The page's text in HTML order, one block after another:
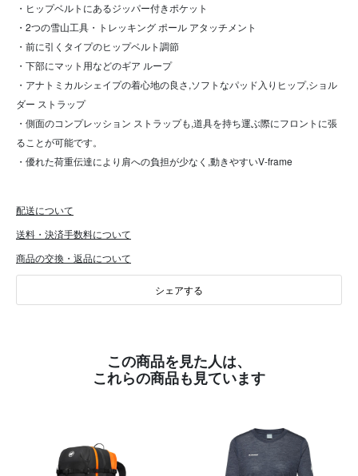
・ヒップベルトにあるジッパー付きポケット
・2つの雪山工具・トレッキング ポール アタッチメント
・前に引くタイプのヒップベルト調節
・下部にマット用などのギア ループ
・アナトミカルシェイプの着心地の良さ,ソフトなパッド入りヒップ,ショル
ダー ストラップ
・側面のコンプレッション ストラップも,道具を持ち運ぶ際にフロントに張
ることが可能です。
・優れた荷重伝達により肩への負担が少なく,動きやすいV-frame
配送について
送料・決済手数料について
商品の交換・返品について
シェアする
この商品を見た人は、
これらの商品も見ています